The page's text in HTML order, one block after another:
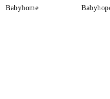
Babyhome